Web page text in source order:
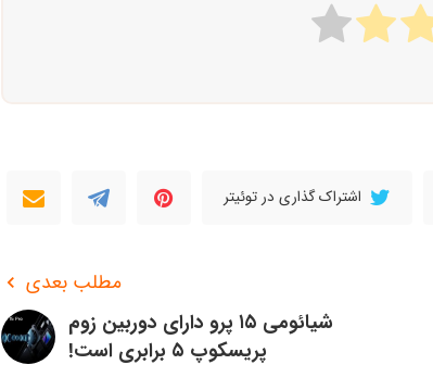
اشتراک گذاری در توئیتر
مطلب بعدی
شیائومی ۱۵ پرو دارای دوربین زوم
پریسکوپ ۵ برابری است!